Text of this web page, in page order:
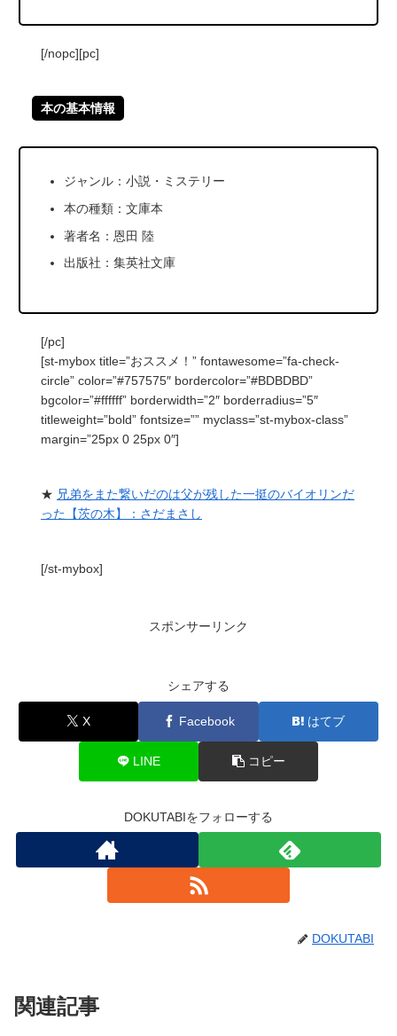
[/nopc][pc]
本の基本情報
ジャンル：小説・ミステリー
本の種類：文庫本
著者名：恩田 陸
出版社：集英社文庫
[/pc]
[st-mybox title=”おススメ！” fontawesome=”fa-check-
circle” color=”#757575″ bordercolor=”#BDBDBD”
bgcolor=”#ffffff” borderwidth=”2″ borderradius=”5″
titleweight=”bold” fontsize=”” myclass=”st-mybox-class”
margin=”25px 0 25px 0″]
★ 兄弟をまた繋いだのは父が残した一挺のバイオリンだ
った【茨の木】：さだまさし
[/st-mybox]
スポンサーリンク
シェアする
X Facebook はてブ
LINE コピー
DOKUTABIをフォローする
DOKUTABI
関連記事